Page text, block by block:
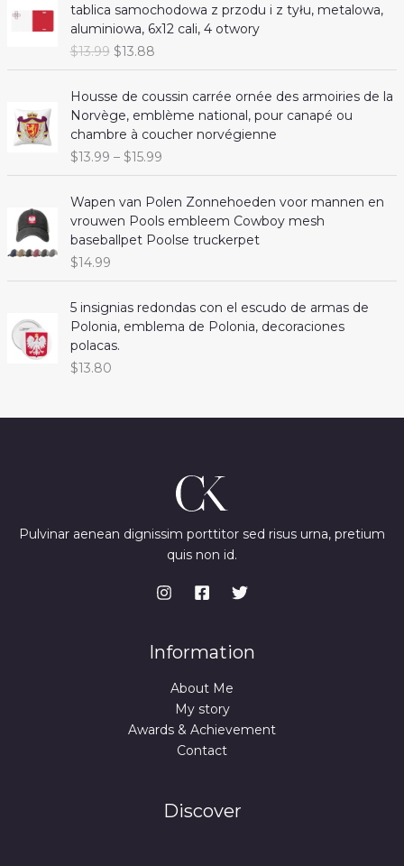
tablica samochodowa z przodu i z tyłu, metalowa,
aluminiowa, 6x12 cali, 4 otwory
$13.99 O
r
i
p
r
i
e
a
s
:
$13.88C
u
r
t
r
i
c
i
:
$
Housse de coussin carrée ornée des armoiries de la
Norvège, emblème national, pour canapé ou
chambre à coucher norvégienne
$13.99 – $15.99P
r
g
e
.
o
u
h
5
Wapen van Polen Zonnehoeden voor mannen en
vrouwen Pools embleem Cowboy mesh
baseballpet Poolse truckerpet
$14.99
5 insignias redondas con el escudo de armas de
Polonia, emblema de Polonia, decoraciones
polacas.
$13.80
Pulvinar aenean dignissim porttitor sed risus urna, pretium
quis non id.
Information
About Me
My story
Awards & Achievement
Contact
Discover